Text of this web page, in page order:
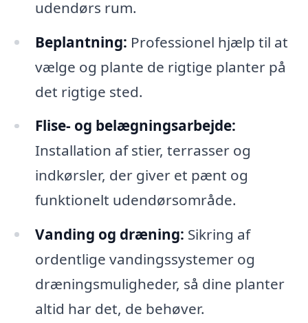
udendørs rum.
Beplantning: Professionel hjælp til at
vælge og plante de rigtige planter på
det rigtige sted.
Flise- og belægningsarbejde:
Installation af stier, terrasser og
indkørsler, der giver et pænt og
funktionelt udendørsområde.
Vanding og dræning: Sikring af
ordentlige vandingssystemer og
dræningsmuligheder, så dine planter
altid har det, de behøver.